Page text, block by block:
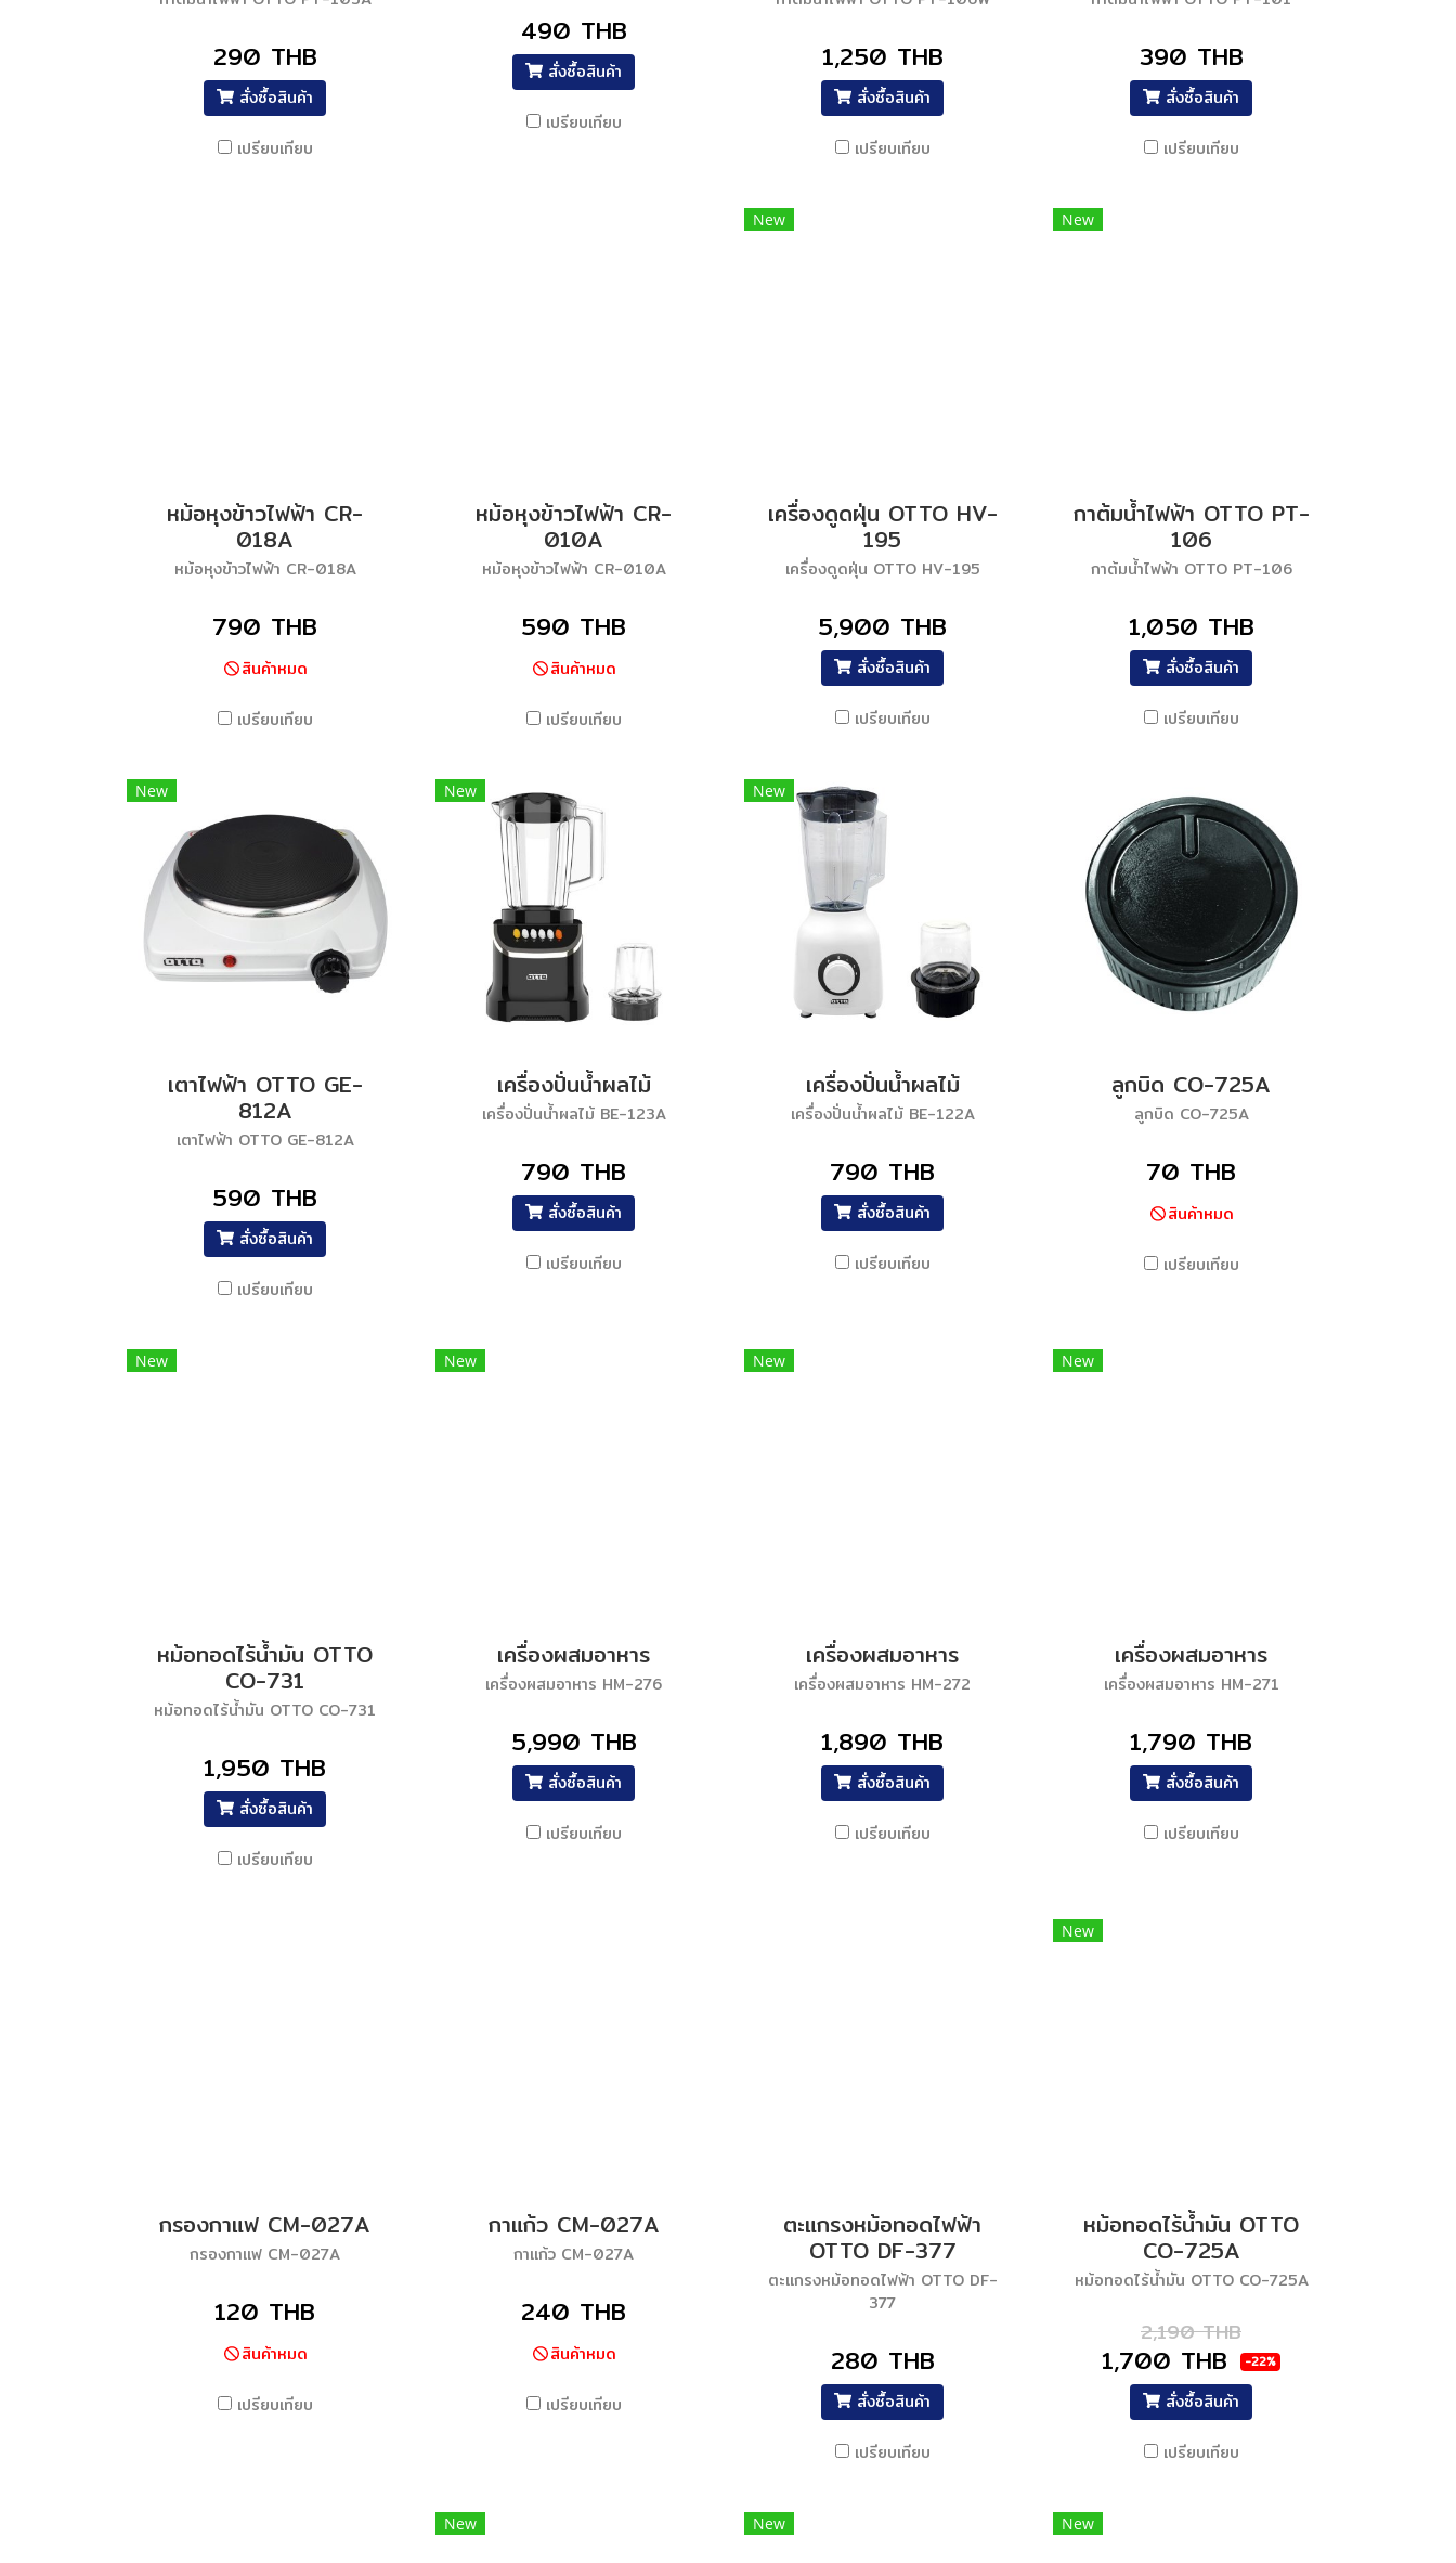
290 THB
สั่งซื้อสินค้า
เปรียบเทียบ
490 THB
สั่งซื้อสินค้า
เปรียบเทียบ
1,250 THB
สั่งซื้อสินค้า
เปรียบเทียบ
390 THB
สั่งซื้อสินค้า
เปรียบเทียบ
หม้อหุงข้าวไฟฟ้า CR-
018A
หม้อหุงข้าวไฟฟ้า CR-018A
790 THB
สินค้าหมด
เปรียบเทียบ
หม้อหุงข้าวไฟฟ้า CR-
010A
หม้อหุงข้าวไฟฟ้า CR-010A
590 THB
สินค้าหมด
เปรียบเทียบ
New
เครื่องดูดฝุ่น OTTO HV-
195
เครื่องดูดฝุ่น OTTO HV-195
5,900 THB
สั่งซื้อสินค้า
เปรียบเทียบ
New
กาต้มน้ำไฟฟ้า OTTO PT-
106
กาต้มน้ำไฟฟ้า OTTO PT-106
1,050 THB
สั่งซื้อสินค้า
เปรียบเทียบ
New
เตาไฟฟ้า OTTO GE-
812A
เตาไฟฟ้า OTTO GE-812A
590 THB
สั่งซื้อสินค้า
เปรียบเทียบ
New
เครื่องปั่นน้ำผลไม้
เครื่องปั่นน้ำผลไม้ BE-123A
790 THB
สั่งซื้อสินค้า
เปรียบเทียบ
New
เครื่องปั่นน้ำผลไม้
เครื่องปั่นน้ำผลไม้ BE-122A
790 THB
สั่งซื้อสินค้า
เปรียบเทียบ
ลูกบิด CO-725A
ลูกบิด CO-725A
70 THB
สินค้าหมด
เปรียบเทียบ
New
หม้อทอดไร้น้ำมัน OTTO
CO-731
หม้อทอดไร้น้ำมัน OTTO CO-731
1,950 THB
สั่งซื้อสินค้า
เปรียบเทียบ
New
เครื่องผสมอาหาร
เครื่องผสมอาหาร HM-276
5,990 THB
สั่งซื้อสินค้า
เปรียบเทียบ
New
เครื่องผสมอาหาร
เครื่องผสมอาหาร HM-272
1,890 THB
สั่งซื้อสินค้า
เปรียบเทียบ
New
เครื่องผสมอาหาร
เครื่องผสมอาหาร HM-271
1,790 THB
สั่งซื้อสินค้า
เปรียบเทียบ
กรองกาแฟ CM-027A
กรองกาแฟ CM-027A
120 THB
สินค้าหมด
เปรียบเทียบ
กาแก้ว CM-027A
กาแก้ว CM-027A
240 THB
สินค้าหมด
เปรียบเทียบ
ตะแกรงหม้อทอดไฟฟ้า
OTTO DF-377
ตะแกรงหม้อทอดไฟฟ้า OTTO DF-
377
280 THB
สั่งซื้อสินค้า
เปรียบเทียบ
New
หม้อทอดไร้น้ำมัน OTTO
CO-725A
หม้อทอดไร้น้ำมัน OTTO CO-725A
2,190 THB
1,700 THB -22%
สั่งซื้อสินค้า
เปรียบเทียบ
New New New